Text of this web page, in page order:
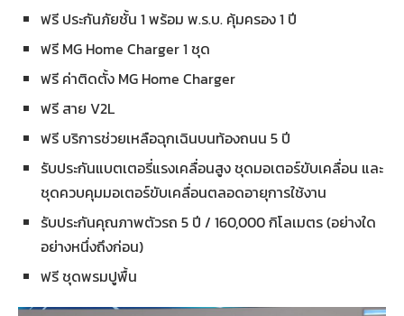
ฟรี ประกันภัยชั้น 1 พร้อม พ.ร.บ. คุ้มครอง 1 ปี
ฟรี MG Home Charger 1 ชุด
ฟรี ค่าติดตั้ง MG Home Charger
ฟรี สาย V2L
ฟรี บริการช่วยเหลือฉุกเฉินบนท้องถนน 5 ปี
รับประกันแบตเตอรี่แรงเคลื่อนสูง ชุดมอเตอร์ขับเคลื่อน และ
ชุดควบคุมมอเตอร์ขับเคลื่อนตลอดอายุการใช้งาน
รับประกันคุณภาพตัวรถ 5 ปี / 160,000 กิโลเมตร (อย่างใด
อย่างหนึ่งถึงก่อน)
ฟรี ชุดพรมปูพื้น